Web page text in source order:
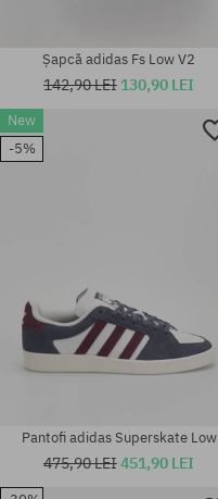
Șapcă adidas Fs Low V2
142,90 LEI 130,90 LEI
New
-5%
Pantofi adidas Superskate Low
475,90 LEI451,90 LEI